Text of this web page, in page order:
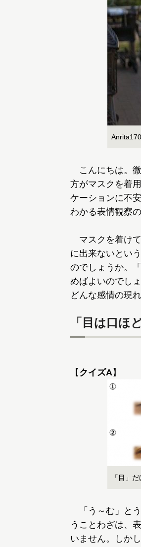
こんにちは。
方がマスクを着
ケーションに不
わかる表情観察
マスクを着けて
に出来ないとい
のでしょうか。
めばよいのでし
どんな感情の現
「目は口ほ
【 クイズA
「目」
「う～む」と
うことわざは、
いません。しか